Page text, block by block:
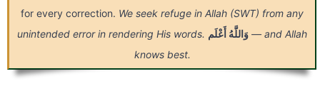
for every correction. We seek refuge in Allah (SWT) from any
unintended error in rendering His words.
وَاللَّهُ أَعْلَم
— and Allah
knows best.